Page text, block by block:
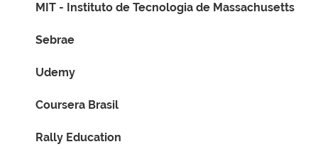
MIT - Instituto de Tecnologia de Massachusetts
Sebrae
Udemy
Coursera Brasil
Rally Education